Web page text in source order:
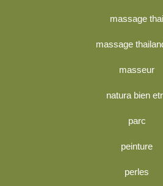
massage thai
massage
masseur
natura bien
parc
peinture
perles